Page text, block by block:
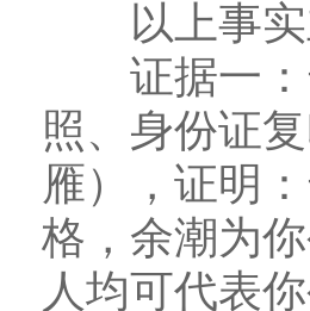
以上事实
证据一：
照、身份证
雁），证明
格，余潮为
人均可代表